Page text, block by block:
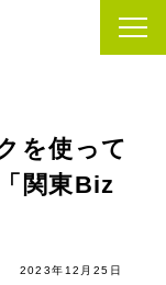
を使って
関東Biz
2023年12月25日